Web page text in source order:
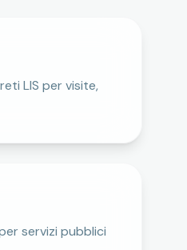
LIS per visite,
servizi pubblici